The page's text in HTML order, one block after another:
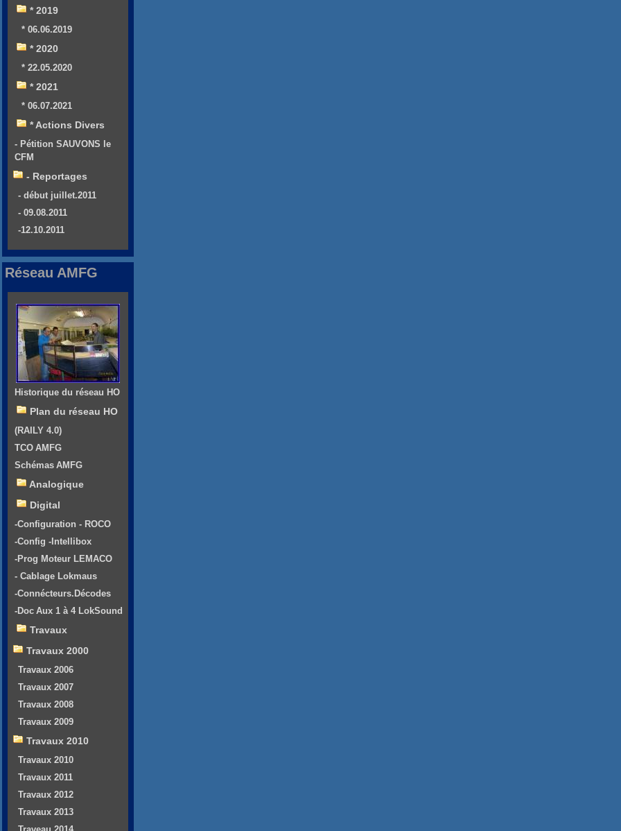
* 2019
* 06.06.2019
* 2020
* 22.05.2020
* 2021
* 06.07.2021
* Actions Divers
- Pétition SAUVONS le
CFM
- Reportages
- début juillet.2011
- 09.08.2011
-12.10.2011
Réseau AMFG
Historique du réseau HO
Plan du réseau HO
(RAILY 4.0)
TCO AMFG
Schémas AMFG
Analogique
Digital
-Configuration - ROCO
-Config -Intellibox
-Prog Moteur LEMACO
- Cablage Lokmaus
-Connécteurs.Décodes
-Doc Aux 1 à 4 LokSound
Travaux
Travaux 2000
Travaux 2006
Travaux 2007
Travaux 2008
Travaux 2009
Travaux 2010
Travaux 2010
Travaux 2011
Travaux 2012
Travaux 2013